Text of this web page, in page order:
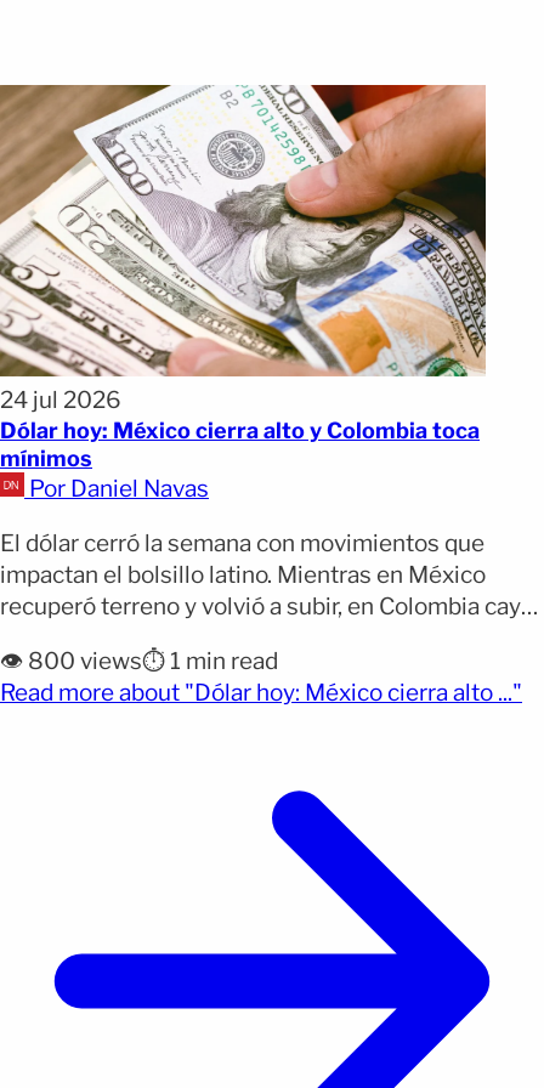
24 jul 2026
Dólar hoy: México cierra alto y Colombia toca
mínimos
Por Daniel Navas
El dólar cerró la semana con movimientos que
impactan el bolsillo latino. Mientras en México
recuperó terreno y volvió a subir, en Colombia cayó
República Dominicana continuó perdiendo fuerza,
manteniéndose cerca de sus mínimos recientes. Si
👁️ 800 views⏱️ 1 min read
Read more about "Dólar hoy: México cierra alto ..."